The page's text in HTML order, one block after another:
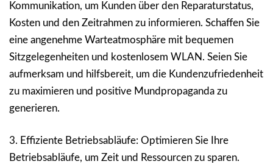
Kommunikation, um Kunden über den Reparaturstatus,
Kosten und den Zeitrahmen zu informieren. Schaffen Sie
eine angenehme Warteatmosphäre mit bequemen
Sitzgelegenheiten und kostenlosem WLAN. Seien Sie
aufmerksam und hilfsbereit, um die Kundenzufriedenheit
zu maximieren und positive Mundpropaganda zu
generieren.
3. Effiziente Betriebsabläufe: Optimieren Sie Ihre
Betriebsabläufe, um Zeit und Ressourcen zu sparen.